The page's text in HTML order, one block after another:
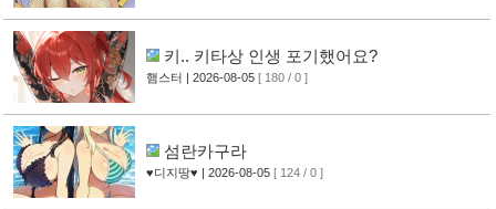
키.. 키타상 인생 포기했어요?
햄스터 | 2026-08-05 [ 180 / 0 ]
섬란카구라
♥디지땅♥ | 2026-08-05 [ 124 / 0 ]